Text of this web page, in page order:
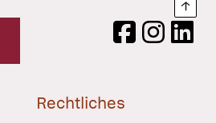
Logo
FacebookInstagram
Rechtliches